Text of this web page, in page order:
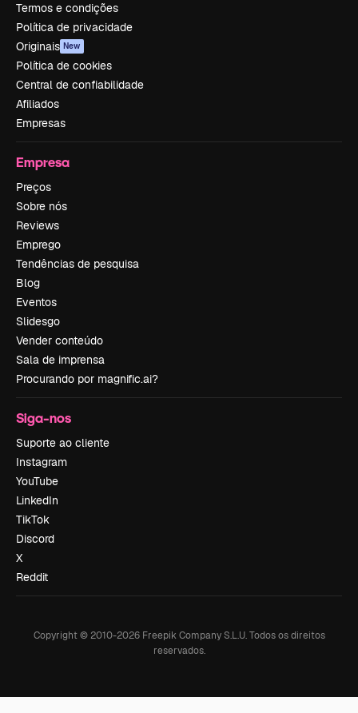
Termos e condições
Política de privacidade
Originais New
Política de cookies
Central de confiabilidade
Afiliados
Empresas
Empresa
Preços
Sobre nós
Reviews
Emprego
Tendências de pesquisa
Blog
Eventos
Slidesgo
Vender conteúdo
Sala de imprensa
Procurando por magnific.ai?
Siga-nos
Suporte ao cliente
Instagram
YouTube
LinkedIn
TikTok
Discord
X
Reddit
Copyright © 2010-2026Freepik Company S.L.U. Todos os direitos
reservados.